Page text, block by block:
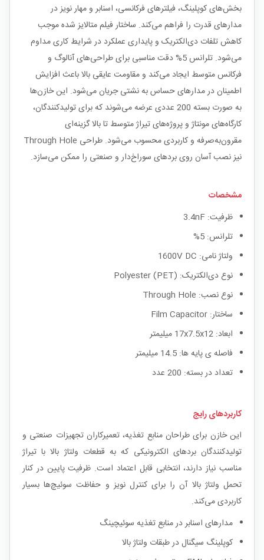
بخش‌های کوپلینگ، فیلترهای فرکانسی، اسنابر و مهار نویز در
مدارهای قدرت را فراهم می‌کند. ساختار فیلم متالایز شده موجب
کاهش تلفات دی‌الکتریک و پایداری عملکرد در شرایط کاری مداوم
می‌شود. تلرانس 5% دقت مناسبی برای طراحی‌های آنالوگ و
فرکانس متوسط ایجاد می‌کند و مقاومت عایقی بالا باعث افزایش
اطمینان در مدارهای حساس به نشتی جریان می‌شود. این خازن‌ها
به صورت بسته 200 عددی عرضه می‌شوند که برای تولیدکنندگان،
کارگاه‌های مونتاژ و پروژه‌های تیراژ متوسط تا بالا گزینه‌ای
مقرون‌به‌صرفه و کاربردی محسوب می‌شود. طراحی Through Hole
نیز نصب آسان روی بردهای سوراخ‌دار و صنعتی را ممکن می‌سازد.
مشخصات
ظرفیت: 3.4nF
تلرانس: 5%
ولتاژ نامی: 1600V DC
نوع دی‌الکتریک: Polyester (PET)
نوع نصب: Through Hole
ساختار: Film Capacitor
ابعاد: 17x7.5x12 میلیمتر
فاصله ی پایه ها: 14.5 میلیمتر
تعداد در بسته: 200 عدد
کاربردهای رایج
این خازن برای طراحان منابع تغذیه، تعمیرکاران تجهیزات صنعتی و
تولیدکنندگان بردهای الکترونیکی که به قطعات ولتاژ بالا با تیراژ
مناسب نیاز دارند، انتخابی قابل اعتماد است. ظرفیت پایین در کنار
تحمل ولتاژ بالا آن را برای کنترل نویز و حفاظت سوئیچ‌ها بسیار
کاربردی می‌کند.
مدارهای اسنابر در منابع تغذیه سوئیچینگ
کوپلینگ سیگنال در طبقات ولتاژ بالا